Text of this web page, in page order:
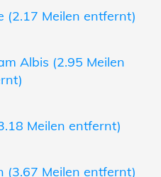
(2.17 Meilen entfernt)
Albis (2.95 Meilen
Meilen entfernt)
(3.67 Meilen entfernt)